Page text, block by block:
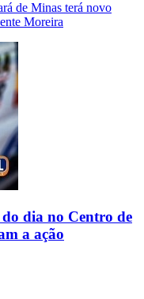
de Minas terá novo
Moreira
dia no Centro de
a ação